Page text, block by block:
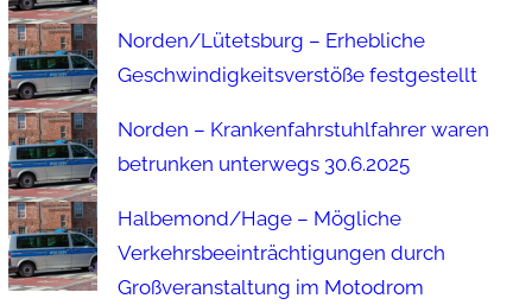
Norden/Lütetsburg – Erhebliche
Geschwindigkeitsverstöße festgestellt
Norden – Krankenfahrstuhlfahrer waren
betrunken unterwegs 30.6.2025
Halbemond/Hage – Mögliche
Verkehrsbeeinträchtigungen durch
Großveranstaltung im Motodrom